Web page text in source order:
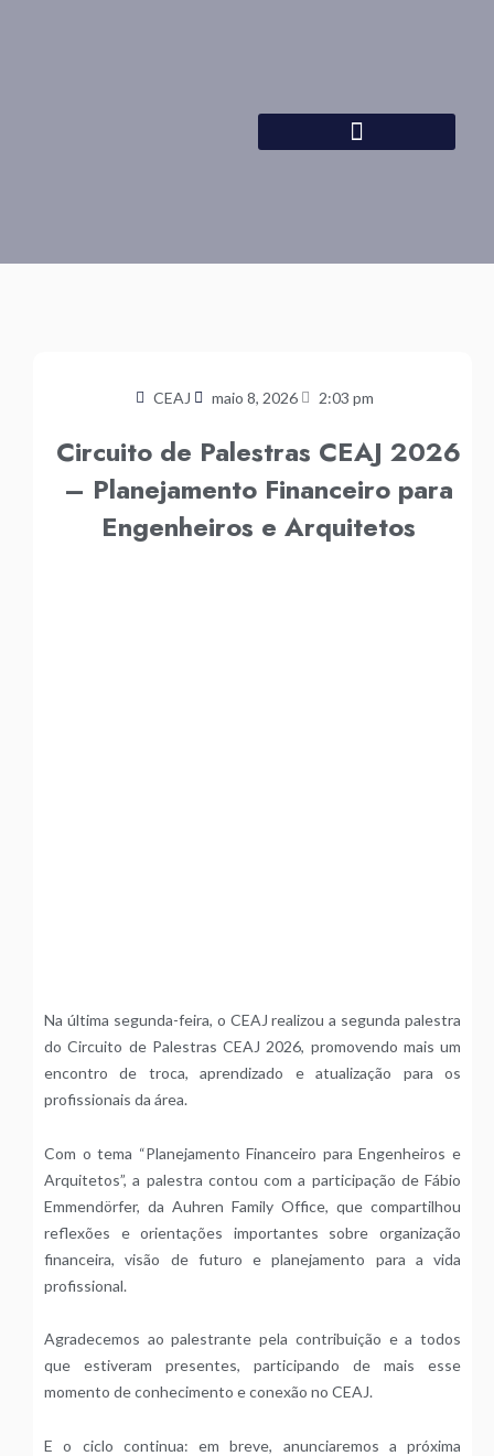
CEAJ maio 8, 2026 2:03 pm
Circuito de Palestras CEAJ 2026
– Planejamento Financeiro para
Engenheiros e Arquitetos
Na última segunda-feira, o CEAJ realizou a segunda palestra
do Circuito de Palestras CEAJ 2026, promovendo mais um
encontro de troca, aprendizado e atualização para os
profissionais da área.
Com o tema “Planejamento Financeiro para Engenheiros e
Arquitetos”, a palestra contou com a participação de Fábio
Emmendörfer, da Auhren Family Office, que compartilhou
reflexões e orientações importantes sobre organização
financeira, visão de futuro e planejamento para a vida
profissional.
Agradecemos ao palestrante pela contribuição e a todos
que estiveram presentes, participando de mais esse
momento de conhecimento e conexão no CEAJ.
E o ciclo continua: em breve, anunciaremos a próxima